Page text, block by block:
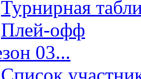
Турнирная
Плей-офф
03...
Список